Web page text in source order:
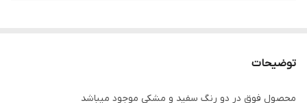
توضیحات
محصول فوق در دو رنگ سفید و مشکی موجود میباشد